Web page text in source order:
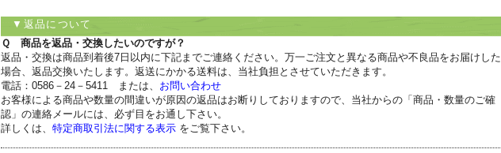
▼返品について
Ｑ 商品を返品・交換したいのですが？
返品・交換は商品到着後7日以内に下記までご連絡ください。万一ご注文と異なる商品や不良品をお届けした
場合、返品交換いたします。返送にかかる送料は、当社負担とさせていただきます。
電話：0586－24－5411 または、 お問い合わせ
お客様による商品や数量の間違いが原因の返品はお断りしておりますので、当社からの「商品・数量のご確
認」の連絡メールには、必ず目をお通し下さい。
詳しくは、 特定商取引法に関する表示 をご覧下さい。